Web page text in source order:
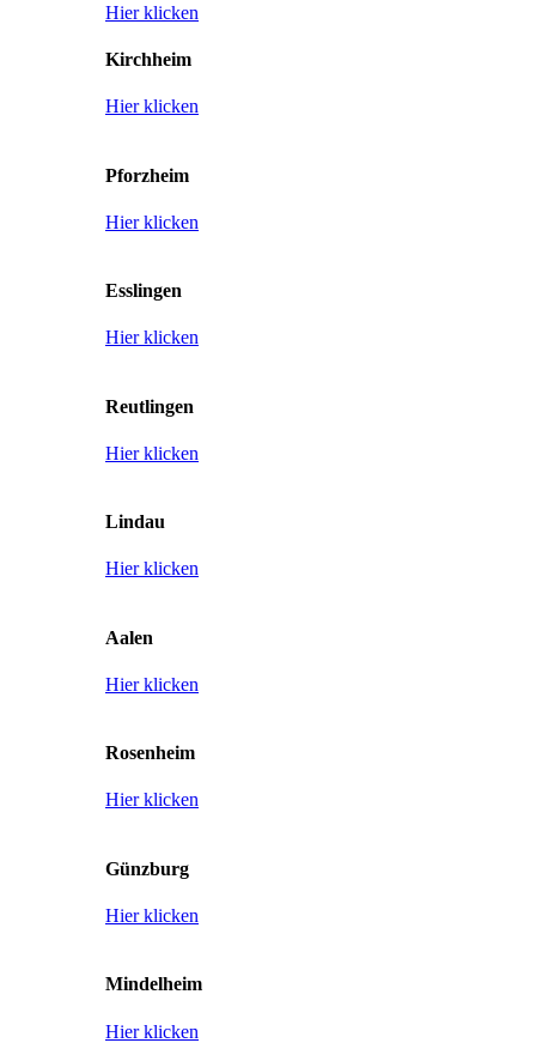
Hier klicken
Kirchheim
Hier klicken
Pforzheim
Hier klicken
Esslingen
Hier klicken
Reutlingen
Hier klicken
Lindau
Hier klicken
Aalen
Hier klicken
Rosenheim
Hier klicken
Günzburg
Hier klicken
Mindelheim
Hier klicken